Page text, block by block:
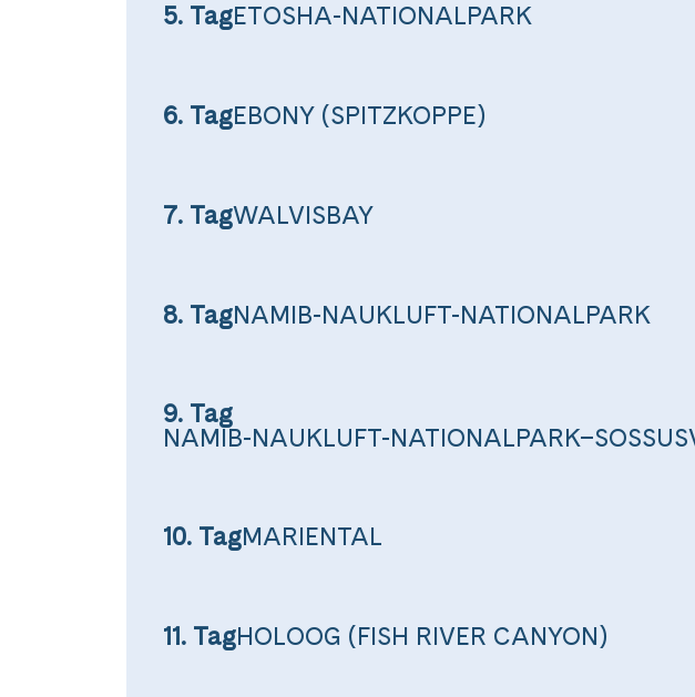
Windhoek-Kapstadt –
Facebook
5. TagETOSHA-NATIONALPARK
6. TagEBONY (SPITZKOPPE)
7. TagWALVISBAY
8. TagNAMIB-NAUKLUFT-NATIONALPARK
9. Tag
NAMIB-NAUKLUFT-
10. TagMARIENTAL
11. TagHOLOOG (FISH RIVER CANYON)